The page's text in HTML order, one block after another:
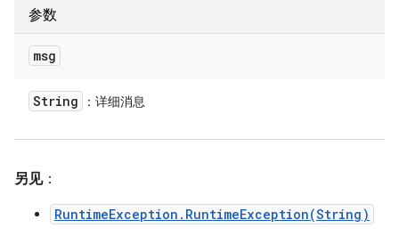
参数
msg
String ：详细消息
另见：
RuntimeException.RuntimeException(String)